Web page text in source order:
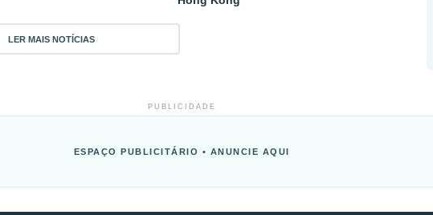
LER MAIS NOTÍCIAS
PUBLICIDADE
ESPAÇO PUBLICITÁRIO • ANUNCIE AQUI